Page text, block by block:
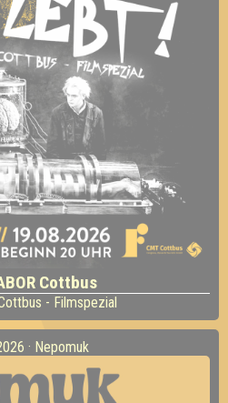
Cottbus
- Filmspezial
· Nepomuk